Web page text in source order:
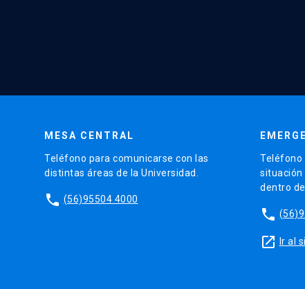
MESA CENTRAL
Teléfono para comunicarse con las
distintas áreas de la Universidad.
phone (56)95504 4000
Teléfono
situación
dentro
phone
launch Ir al